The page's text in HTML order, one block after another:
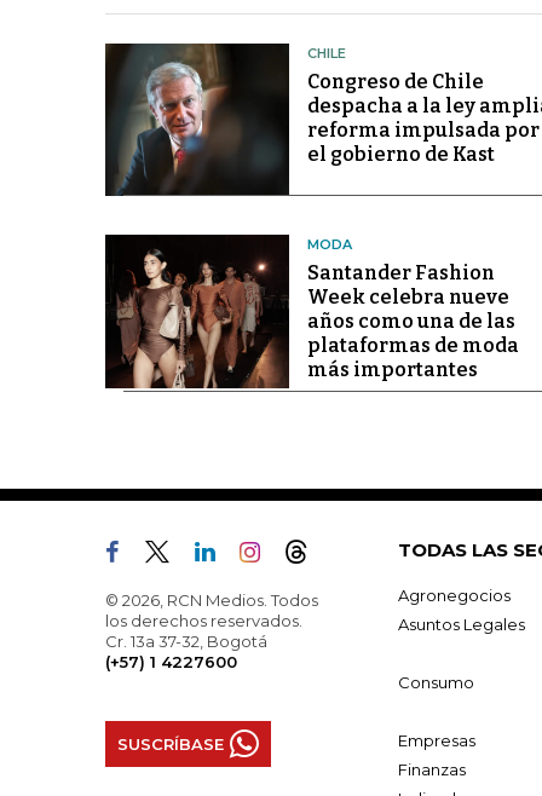
CHILE
Congreso de Chile
despacha a la ley
reforma impulsada por
el gobierno de Kast
MODA
Santander Fashion
Week celebra nueve
años como una de las
plataformas de moda
más importantes
© 2026, RCN Medios. Todos
los derechos reservados.
Cr. 13a 37-32, Bogotá
(+57) 1 4227600
SUSCRÍBASE
TODAS LAS
Agronegocios
Asuntos Legales
Consumo
Empresas
Finanzas